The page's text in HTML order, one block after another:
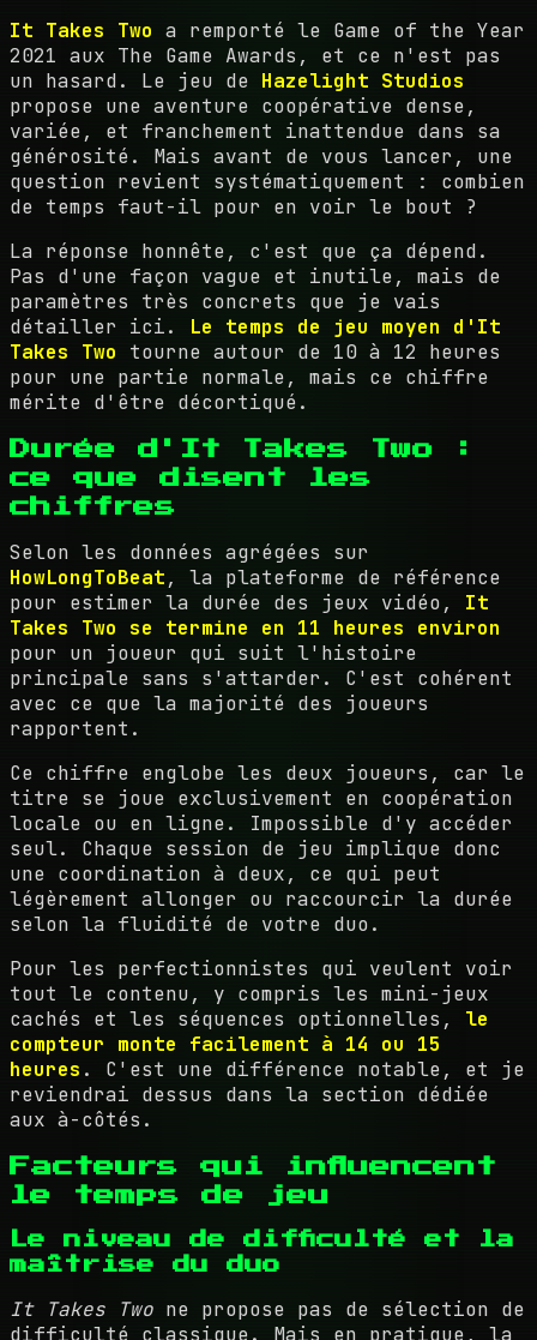
It Takes Two a remporté le Game of the Year
2021 aux The Game Awards, et ce n'est pas
un hasard. Le jeu de Hazelight Studios
propose une aventure coopérative dense,
variée, et franchement inattendue dans sa
générosité. Mais avant de vous lancer, une
question revient systématiquement : combien
de temps faut-il pour en voir le bout ?
La réponse honnête, c'est que ça dépend.
Pas d'une façon vague et inutile, mais de
paramètres très concrets que je vais
détailler ici. Le temps de jeu moyen d'It
Takes Two tourne autour de 10 à 12 heures
pour une partie normale, mais ce chiffre
mérite d'être décortiqué.
Durée d'It Takes Two :
ce que disent les
chiffres
Selon les données agrégées sur
HowLongToBeat, la plateforme de référence
pour estimer la durée des jeux vidéo, It
Takes Two se termine en 11 heures environ
pour un joueur qui suit l'histoire
principale sans s'attarder. C'est cohérent
avec ce que la majorité des joueurs
rapportent.
Ce chiffre englobe les deux joueurs, car le
titre se joue exclusivement en coopération
locale ou en ligne. Impossible d'y accéder
seul. Chaque session de jeu implique donc
une coordination à deux, ce qui peut
légèrement allonger ou raccourcir la durée
selon la fluidité de votre duo.
Pour les perfectionnistes qui veulent voir
tout le contenu, y compris les mini-jeux
cachés et les séquences optionnelles, le
compteur monte facilement à 14 ou 15
heures . C'est une différence notable, et je
reviendrai dessus dans la section dédiée
aux à-côtés.
Facteurs qui influencent
le temps de jeu
Le niveau de difficulté et la
maîtrise du duo
It Takes Two ne propose pas de sélection de
difficulté classique. Mais en pratique, la